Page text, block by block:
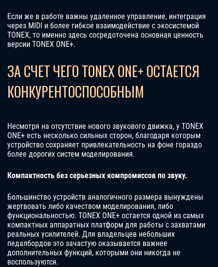
Если же в работе важны удаленное управление, интеграция
через MIDI и более гибкое взаимодействие с экосистемой
TONEX, то именно здесь сосредоточена основная ценность
версии TONEX ONE+.
ЗА СЧЕТ ЧЕГО TONEX ONE+ ОСТАЕТСЯ
КОНКУРЕНТОСПОСОБНЫМ
Несмотря на отсутствие нового звукового движка, у TONEX
ONE+ есть несколько сильных сторон, благодаря которым
устройство сохраняет привлекательность на фоне гораздо
более дорогих систем моделирования.
Компактность без серьезных компромиссов по звуку.
Большинство устройств аналогичного размера вынуждены
жертвовать либо качеством моделирования, либо
функциональностью. TONEX ONE+ остается одной из самых
компактных аппаратных платформ для работы с захватами
реальных усилителей. Для владельцев небольших
педалбордов это зачастую оказывается важнее
дополнительных функций, которыми они никогда не
воспользуются.